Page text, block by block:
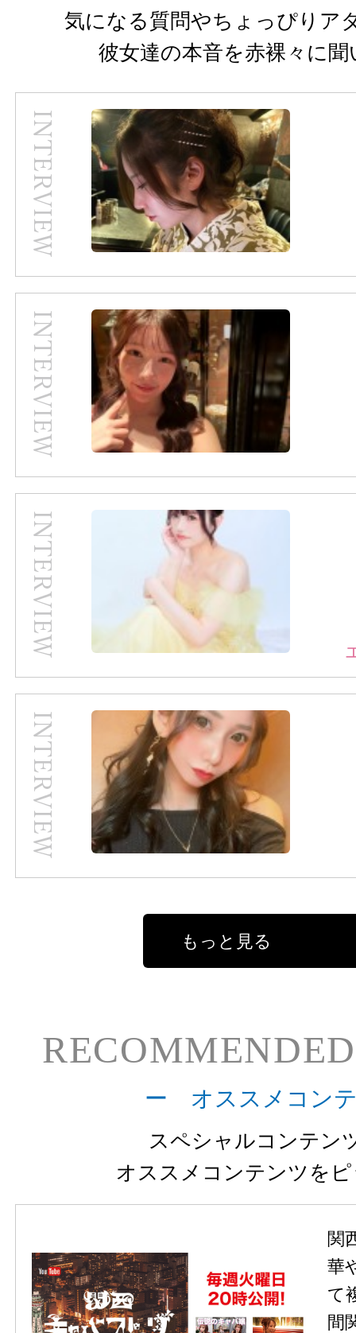
気になる質問やちょっぴりア
彼女達の本音を赤裸々に
もっと見る
RECOMMENDED
ー オススメコン
スペシャルコンテン
オススメコンテンツを
関
華
て
間